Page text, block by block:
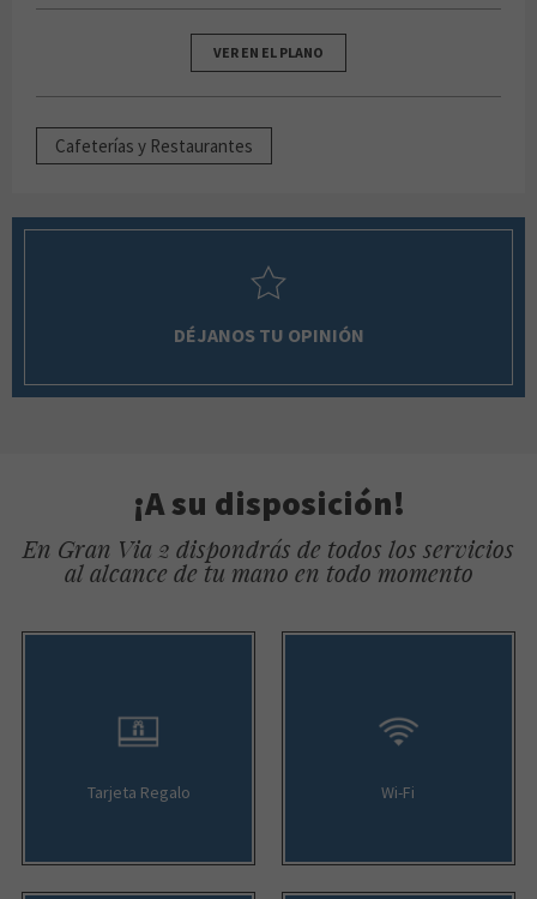
VER EN EL PLANO
Cafeterías y Restaurantes
DÉJANOS TU OPINIÓN
¡A su disposición!
En Gran Via 2 dispondrás de todos los servicios
al alcance de tu mano en todo momento
Tarjeta Regalo Wi-Fi